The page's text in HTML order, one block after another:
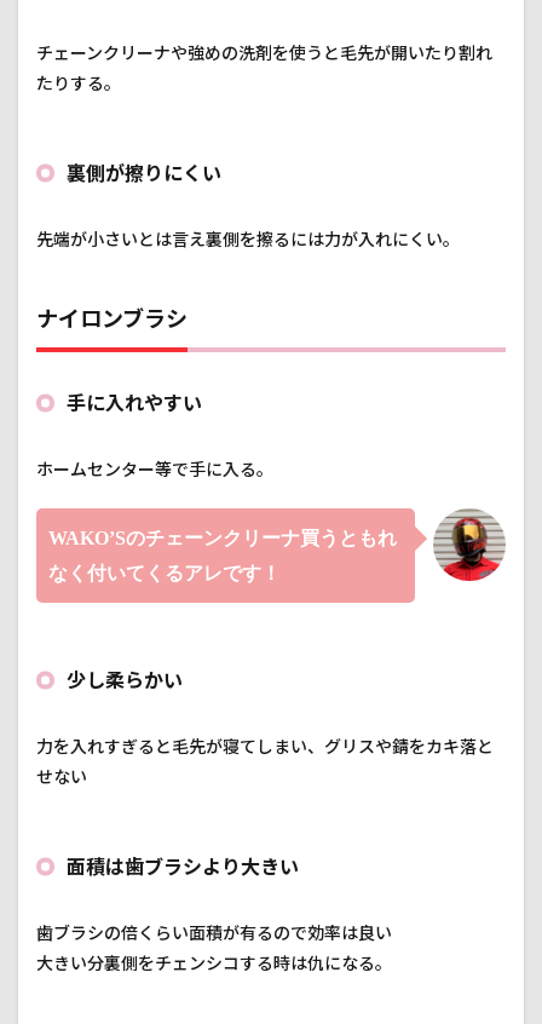
れる
7.1
のみ
補修
て販
る
7.2
チェ
シの
点
7.3
入手
ブラ
ジが
る
め
チェーンクリーナや強めの洗剤を使うと毛先が開いたり割れ
たりする。
裏側が擦りにくい
先端が小さいとは言え裏側を擦るには力が入れにくい。
ナイロンブラシ
手に入れやすい
ホームセンター等で手に入る。
WAKO’Sのチェーンクリーナ買うともれ
なく付いてくるアレです！
少し柔らかい
力を入れすぎると毛先が寝てしまい、グリスや錆をカキ落と
せない
面積は歯ブラシより大きい
歯ブラシの倍くらい面積が有るので効率は良い
大きい分裏側をチェンシコする時は仇になる。